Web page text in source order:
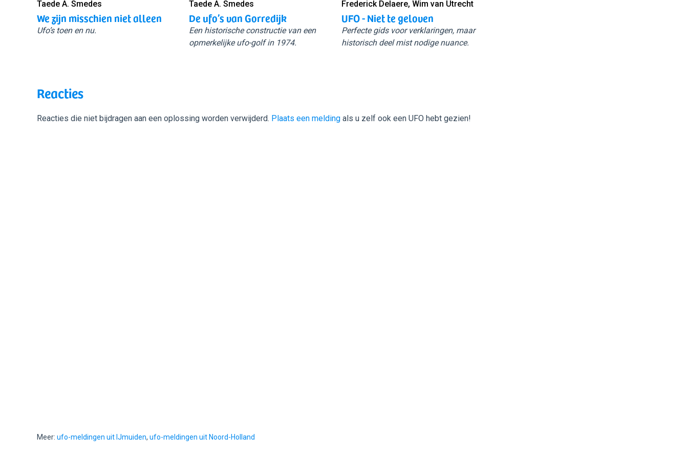
Taede A. Smedes
We zijn misschien niet alleen
Ufo’s toen en nu.
Taede A. Smedes
De ufo’s van Gorredijk
Een historische constructie van een
opmerkelijke ufo-golf in 1974.
Frederick Delaere, Wim van Utrecht
UFO - Niet te geloven
Perfecte gids voor verklaringen, maar
historisch deel mist nodige nuance.
Reacties
Reacties die niet bijdragen aan een oplossing worden verwijderd. Plaats een melding als u zelf ook een UFO hebt gezien!
Meer: ufo-meldingen uit IJmuiden, ufo-meldingen uit Noord-Holland